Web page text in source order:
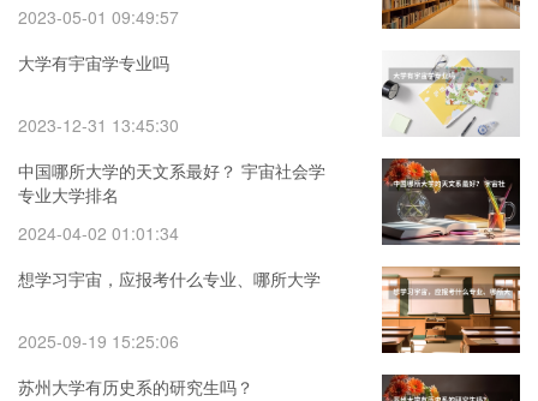
2023-05-01 09:49:57
大学有宇宙学专业吗
2023-12-31 13:45:30
中国哪所大学的天文系最好？ 宇宙社会学
专业大学排名
2024-04-02 01:01:34
想学习宇宙，应报考什么专业、哪所大学
2025-09-19 15:25:06
苏州大学有历史系的研究生吗？